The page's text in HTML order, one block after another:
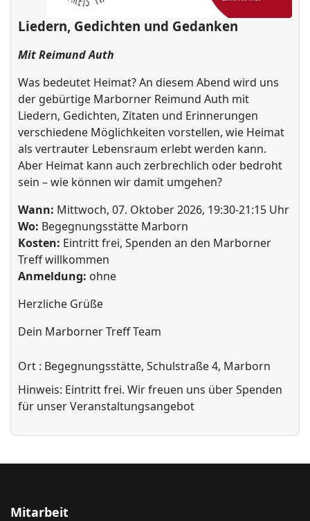
Liedern, Gedichten und Gedanken
Mit Reimund Auth
Was bedeutet Heimat? An diesem Abend wird uns
der gebürtige Marborner Reimund Auth mit
Liedern, Gedichten, Zitaten und Erinnerungen
verschiedene Möglichkeiten vorstellen, wie Heimat
als vertrauter Lebensraum erlebt werden kann.
Aber Heimat kann auch zerbrechlich oder bedroht
sein – wie können wir damit umgehen?
Wann: Mittwoch, 07. Oktober 2026, 19:30-21:15 Uhr
Wo: Begegnungsstätte Marborn
Kosten: Eintritt frei, Spenden an den Marborner
Treff willkommen
Anmeldung: ohne
Herzliche Grüße
Dein Marborner Treff Team
Ort : Begegnungsstätte, Schulstraße 4, Marborn
Hinweis: Eintritt frei. Wir freuen uns über Spenden
für unser Veranstaltungsangebot
Mitarbeit